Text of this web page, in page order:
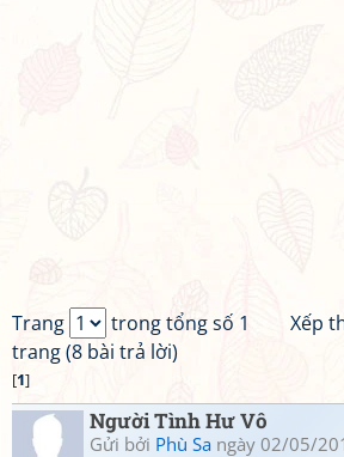
Xếp
Trang
trong tổng số 1
trang (8 bài trả lời)
[1]
Người Tình Hư Vô
Gửi bởi Phù Sa ngày 02/05/